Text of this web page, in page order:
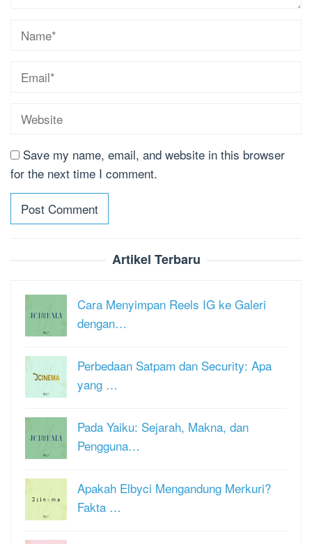
Save my name, email, and website in this browser
for the next time I comment.
Artikel Terbaru
Cara Menyimpan Reels IG ke Galeri
dengan…
Perbedaan Satpam dan Security: Apa
yang …
Pada Yaiku: Sejarah, Makna, dan
Pengguna…
Apakah Elbyci Mengandung Merkuri?
Fakta …